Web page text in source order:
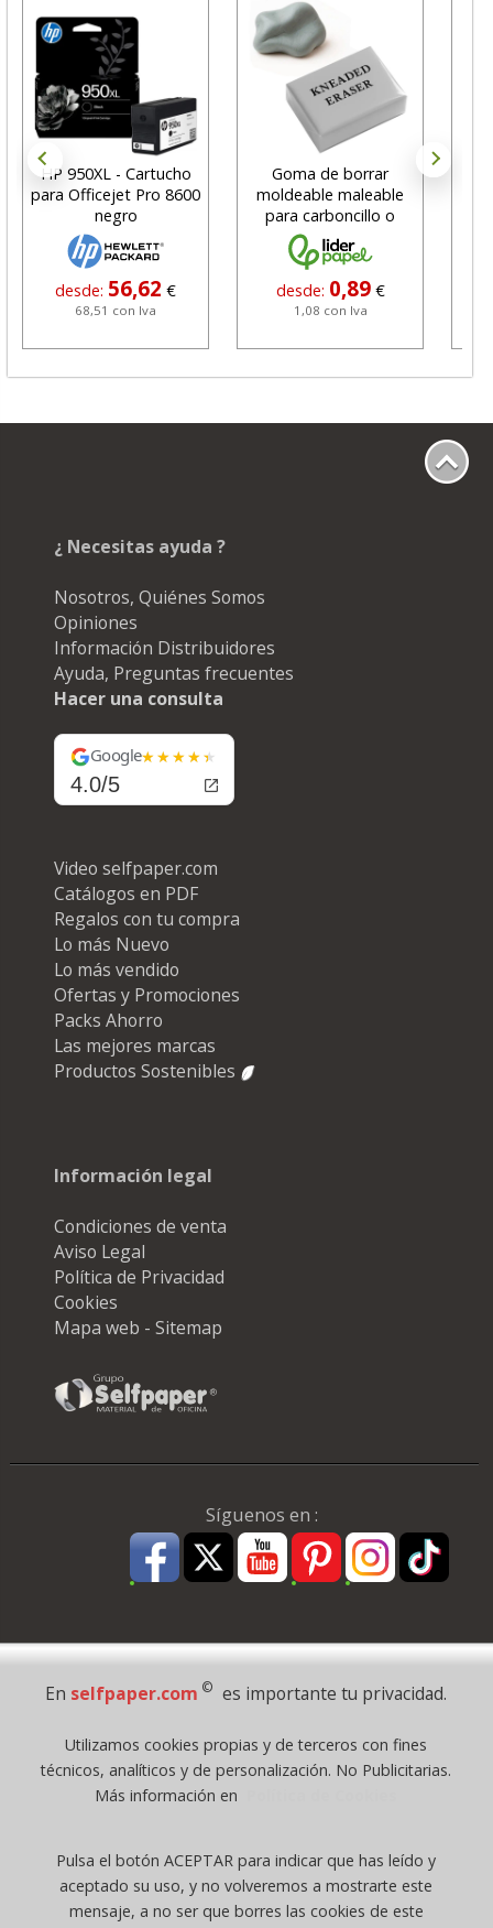
HP 950XL - Cartucho
para Officejet Pro 8600
negro
desde: 56,62 €
68,51 con Iva
Goma de borrar
moldeable maleable
para carboncillo o
grafito
desde: 0,89 €
1,08 con Iva
¿ Necesitas ayuda ?
Nosotros, Quiénes Somos
Opiniones
Información Distribuidores
Ayuda, Preguntas frecuentes
Hacer una consulta
Google
4.0/5
Video selfpaper.com
Catálogos en PDF
Regalos con tu compra
Lo más Nuevo
Lo más vendido
Ofertas y Promociones
Packs Ahorro
Las mejores marcas
Productos Sostenibles
Información legal
Condiciones de venta
Aviso Legal
Política de Privacidad
Cookies
Mapa web - Sitemap
Síguenos en :
Pago Seguro
Todos los derechos reservados
©selfpaper.com, y las webs de ©gruposelfpaper.org están gestionadas, y
Registro Mercantil de Valencia ( España ) CEE:
Tomo 7263, Libro 4565, Folio 1, Sección 8, Hoja V-85203.
En selfpaper.com © es importante tu privacidad.
Utilizamos cookies propias y de terceros con fines
técnicos, analíticos y de personalización. No Publicitarias.
Más información en
Pulsa el botón ACEPTAR para indicar que has leído y
aceptado su uso, y no volveremos a mostrarte este
mensaje, a no ser que borres las cookies de este